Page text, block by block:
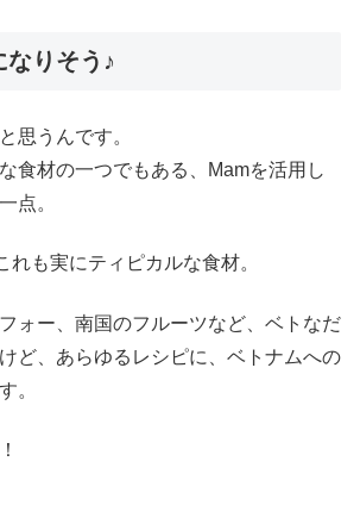
なりそう♪
思うんです。
食材の一つでもある、Mamを活用し
点。
れも実にティピカルな食材。
ォー、南国のフルーツなど、ベトなだ
ど、あらゆるレシピに、ベトナムへの
。